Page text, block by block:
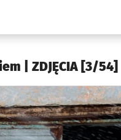
| ZDJĘCIA [3/54]